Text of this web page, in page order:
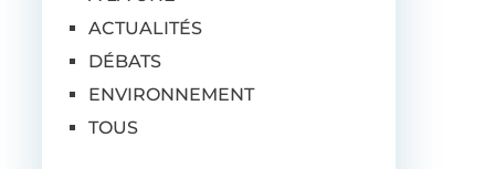
ACTUALITÉS
DÉBATS
ENVIRONNEMENT
TOUS